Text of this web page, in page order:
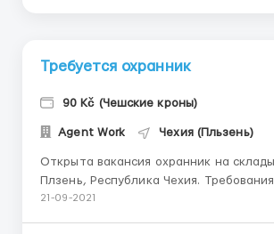
Требуется охранник
90 Kč (Чешские кроны)
Agent Work Чехия (Пльзень)
Открыта вакансия охранник на
Плзень, Республика Чехия. Требования: мужчины;
возраст до 50 лет; внимательность;
21-09-2021